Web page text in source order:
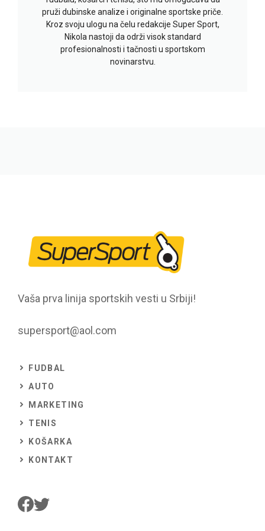
pruži dubinske analize i originalne sportske priče.
Kroz svoju ulogu na čelu redakcije Super Sport,
Nikola nastoji da održi visok standard
profesionalnosti i tačnosti u sportskom
novinarstvu.
Vaša prva linija sportskih vesti u Srbiji!
supersport@aol.com
FUDBAL
AUTO
MARKETING
TENIS
KOŠARKA
KONTAKT